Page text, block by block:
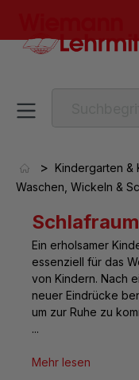
> Kindergarten &
Waschen, Wickeln &
Ein erholsamer
essenziell für das
von Kindern. Nach
neuer Eindrücke
um zur Ruhe zu
...
Mehr lesen